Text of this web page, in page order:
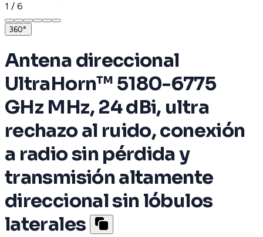
1 / 6
360°
Antena direccional
UltraHorn™ 5180-6775
GHz MHz, 24 dBi, ultra
rechazo al ruido, conexión
a radio sin pérdida y
transmisión altamente
direccional sin lóbulos
laterales